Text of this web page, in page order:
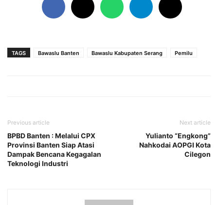
TAGS Bawaslu Banten Bawaslu Kabupaten Serang Pemilu
Previous article
BPBD Banten : Melalui CPX
Provinsi Banten Siap Atasi
Dampak Bencana Kegagalan
Teknologi Industri
Next article
Yulianto “Engkong”
Nahkodai AOPGI Kota
Cilegon